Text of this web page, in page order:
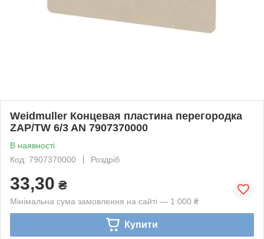
Weidmuller Концевая пластина перегородка
ZAP/TW 6/3 AN 7907370000
В наявності
Код: 7907370000
Роздріб
33,30 ₴
Мінімальна сума замовлення на сайті — 1 000 ₴
Купити